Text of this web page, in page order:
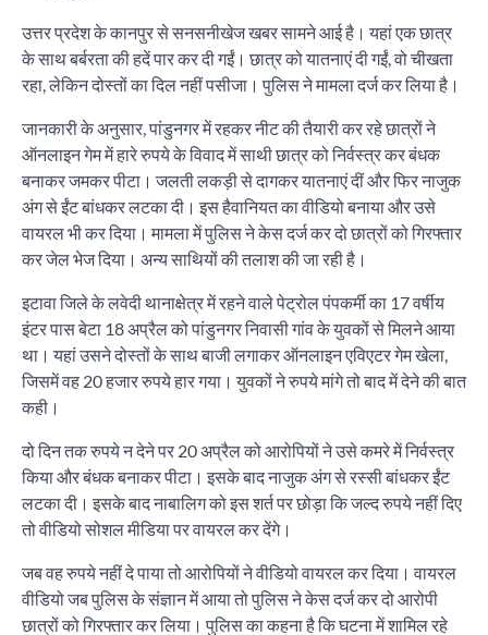
उत्तर प्रदेश के कानपुर से सनसनीखेज खबर सामने आई है। यहां एक छात्र
के साथ बर्बरता की हदें पार कर दी गईं। छात्र को यातनाएं दी गईं, वो चीखता
रहा, लेकिन दोस्तों का दिल नहीं पसीजा। पुलिस ने मामला दर्ज कर लिया है।
जानकारी के अनुसार, पांडुनगर में रहकर नीट की तैयारी कर रहे छात्रों ने
ऑनलाइन गेम में हारे रुपये के विवाद में साथी छात्र को निर्वस्त्र कर बंधक
बनाकर जमकर पीटा। जलती लकड़ी से दागकर यातनाएं दीं और फिर नाजुक
अंग से ईंट बांधकर लटका दी। इस हैवानियत का वीडियो बनाया और उसे
वायरल भी कर दिया। मामला में पुलिस ने केस दर्ज कर दो छात्रों को गिरफ्तार
कर जेल भेज दिया। अन्य साथियों की तलाश की जा रही है।
इटावा जिले के लवेदी थानाक्षेत्र में रहने वाले पेट्रोल पंपकर्मी का 17 वर्षीय
इंटर पास बेटा 18 अप्रैल को पांडुनगर निवासी गांव के युवकों से मिलने आया
था। यहां उसने दोस्तों के साथ बाजी लगाकर ऑनलाइन एविएटर गेम खेला,
जिसमें वह 20 हजार रुपये हार गया। युवकों ने रुपये मांगे तो बाद में देने की बात
कही।
दो दिन तक रुपये न देने पर 20 अप्रैल को आरोपियों ने उसे कमरे में निर्वस्त्र
किया और बंधक बनाकर पीटा। इसके बाद नाजुक अंग से रस्सी बांधकर ईंट
लटका दी। इसके बाद नाबालिग को इस शर्त पर छोड़ा कि जल्द रुपये नहीं दिए
तो वीडियो सोशल मीडिया पर वायरल कर देंगे।
जब वह रुपये नहीं दे पाया तो आरोपियों ने वीडियो वायरल कर दिया। वायरल
वीडियो जब पुलिस के संज्ञान में आया तो पुलिस ने केस दर्ज कर दो आरोपी
छात्रों को गिरफ्तार कर लिया। पुलिस का कहना है कि घटना में शामिल रहे